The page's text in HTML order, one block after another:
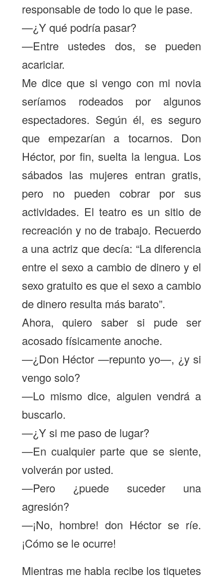
responsable de todo lo que le pase.
—¿Y qué podría pasar?
—Entre ustedes dos, se pueden
acariciar.
Me dice que si vengo con mi novia
seríamos rodeados por algunos
espectadores. Según él, es seguro
que empezarían a tocarnos. Don
Héctor, por fin, suelta la lengua. Los
sábados las mujeres entran gratis,
pero no pueden cobrar por sus
actividades. El teatro es un sitio de
recreación y no de trabajo. Recuerdo
a una actriz que decía: “La diferencia
entre el sexo a cambio de dinero y el
sexo gratuito es que el sexo a cambio
de dinero resulta más barato”.
Ahora, quiero saber si pude ser
acosado físicamente anoche.
—¿Don Héctor —repunto yo—, ¿y si
vengo solo?
—Lo mismo dice, alguien vendrá a
buscarlo.
—¿Y si me paso de lugar?
—En cualquier parte que se siente,
volverán por usted.
—Pero ¿puede suceder una
agresión?
—¡No, hombre! don Héctor se ríe.
¡Cómo se le ocurre!
Mientras me habla recibe los tiquetes